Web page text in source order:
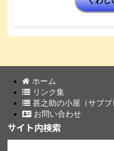
ホーム
リンク集
甚之助の小屋（サブブ
お問い合わせ
サイト内検索